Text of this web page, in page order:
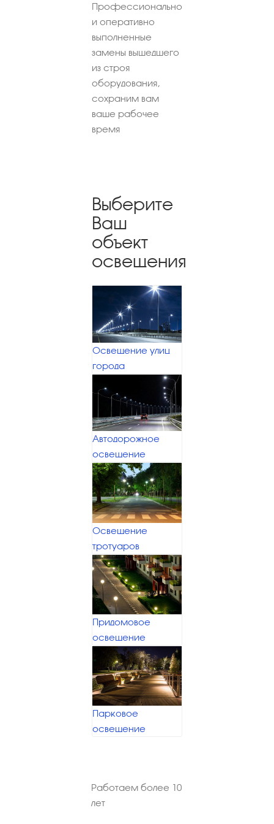
Профессионально
и оперативно
выполненные
замены вышедшего
из строя
оборудования,
сохраним вам
ваше рабочее
время
Выберите
Ваш
объект
освещения
Освещение улиц
города
Автодорожное
освещение
Освещение
тротуаров
Придомовое
освещение
Парковое
освещение
Работаем более 10
лет